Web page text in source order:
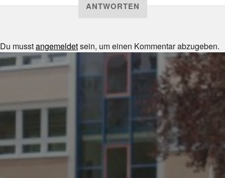
ANTWORTEN
Du musstangemeldetsein, um einen Kommentar abzugeben.